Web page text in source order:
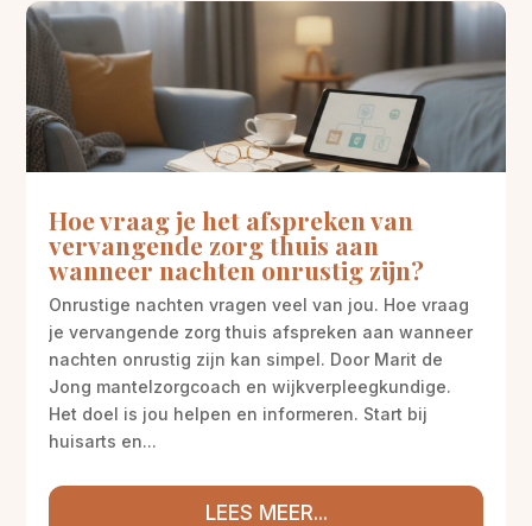
Hoe vraag je het afspreken van
vervangende zorg thuis aan
wanneer nachten onrustig zijn?
Onrustige nachten vragen veel van jou. Hoe vraag
je vervangende zorg thuis afspreken aan wanneer
nachten onrustig zijn kan simpel. Door Marit de
Jong mantelzorgcoach en wijkverpleegkundige.
Het doel is jou helpen en informeren. Start bij
huisarts en...
LEES MEER...